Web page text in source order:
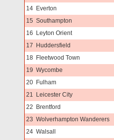
14
Everton
15 Southampton
16
Leyton Orient
17
Huddersfield
18
Fleetwood Town
19 Wycombe
20
Fulham
21
Leicester City
22
Brentford
23 Wolverhampton Wanderers
24 Walsall